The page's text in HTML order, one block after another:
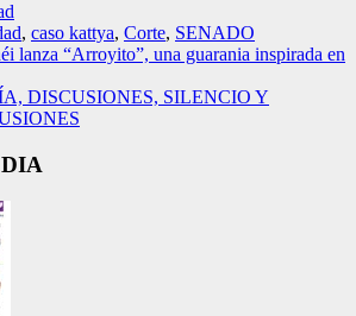
, caso kattya, Corte, SENADO
lanza “Arroyito”, una guarania inspirada en
DISCUSIONES, SILENCIO Y